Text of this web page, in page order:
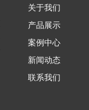
关于我们
产品展示
案例中心
新闻动态
联系我们